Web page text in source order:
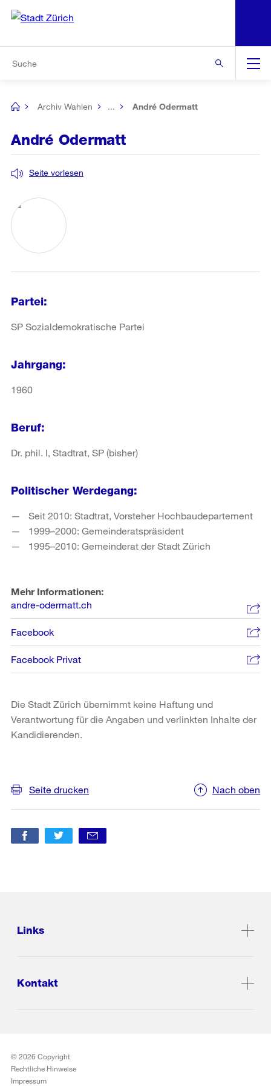
Navigation
[no
Archiv Wahlen ... André Odermatt
André Odermatt
Seite vorlesen
Partei:
SP Sozialdemokratische Partei
Jahrgang:
1960
Beruf:
Dr. phil. I, Stadtrat, SP (bisher)
Politischer Werdegang:
Seit 2010: Stadtrat, Vorsteher Hochbaudepartement
1999–2000: Gemeinderatspräsident
1995–2010: Gemeinderat der Stadt Zürich
Mehr Informationen:
andre-odermatt.ch
Facebook
Facebook Privat
Die Stadt Zürich übernimmt keine Haftung und
Verantwortung für die Angaben und verlinkten Inhalte der
Kandidierenden.
Seite drucken Nach oben
Links
Kontakt
© 2026 Copyright
Rechtliche Hinweise
Impressum